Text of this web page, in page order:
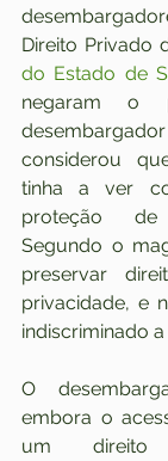
Direito Privado
do Estado de
negaram o
considerou
tinha a ver
proteção de
Segundo o
preservar
privacidade, e
indiscriminado
O
embora o